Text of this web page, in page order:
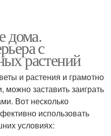
дома.
с
растений
и растения и грамотно
заставить заиграть
Вот несколько
использовать
условиях: